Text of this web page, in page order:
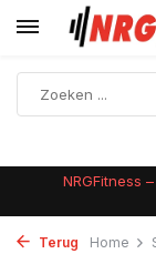
NRGFitness
Terug Home